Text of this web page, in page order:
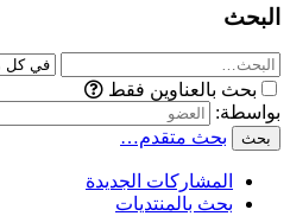
البحث
بحث بالعناوين فقط
بواسطة:
بحث بحث متقدم…
المشاركات الجديدة
بحث بالمنتديات